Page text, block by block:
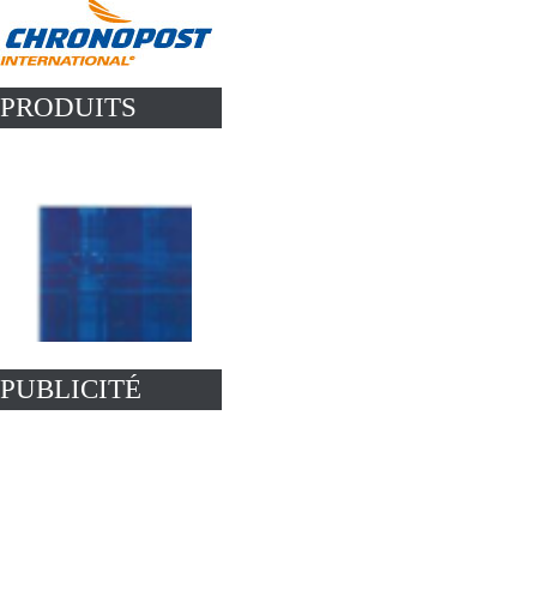
PRODUITS
PUBLICITÉ